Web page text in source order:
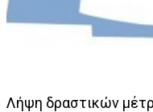
Λήψη δραστικών